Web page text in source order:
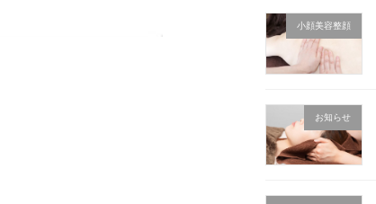
小顔美容整顔
お知らせ